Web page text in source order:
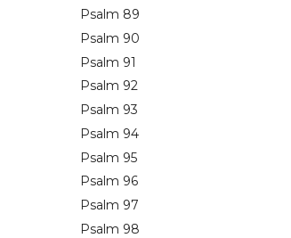
Psalm 89
Psalm 90
Psalm 91
Psalm 92
Psalm 93
Psalm 94
Psalm 95
Psalm 96
Psalm 97
Psalm 98